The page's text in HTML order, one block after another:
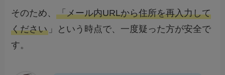
そのため、「メール内URLから住所を再入力して
ください 」という時点で、一度疑った方が安全で
す。